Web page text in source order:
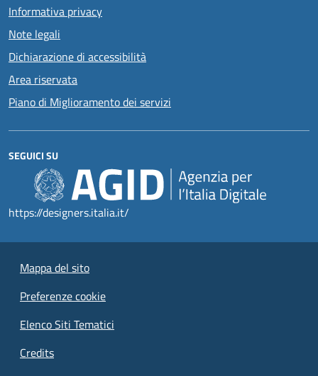
Informativa privacy
Note legali
Dichiarazione di accessibilità
Area riservata
Piano di Miglioramento dei servizi
SEGUICI SU
https://designers.italia.it/
Mappa del sito
Preferenze cookie
Elenco Siti Tematici
Credits